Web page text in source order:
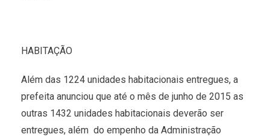
HABITAÇÃO
Além das 1224 unidades habitacionais entregues, a
prefeita anunciou que até o mês de junho de 2015 as
outras 1432 unidades habitacionais deverão ser
entregues, além do empenho da Administração